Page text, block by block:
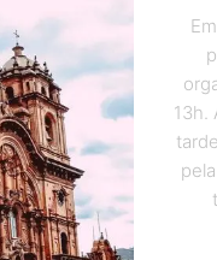
13h.